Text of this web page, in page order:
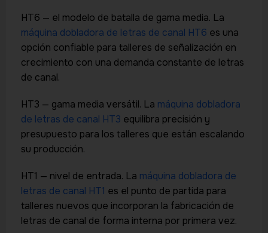
HT6 — el modelo de batalla de gama media. La
máquina dobladora de letras de canal HT6 es una
opción confiable para talleres de señalización en
crecimiento con una demanda constante de letras
de canal.
HT3 — gama media versátil. La máquina dobladora
de letras de canal HT3 equilibra precisión y
presupuesto para los talleres que están escalando
su producción.
HT1 — nivel de entrada. La máquina dobladora de
letras de canal HT1 es el punto de partida para
talleres nuevos que incorporan la fabricación de
letras de canal de forma interna por primera vez.